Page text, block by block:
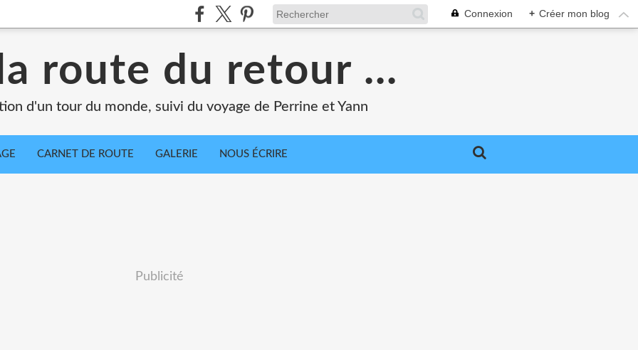
Connexion + Créer mon blog
route du retour ...
d'un tour du monde, suivi du voyage de Perrine et Yann
CARNET DE ROUTE GALERIE NOUS ÉCRIRE
Publicité